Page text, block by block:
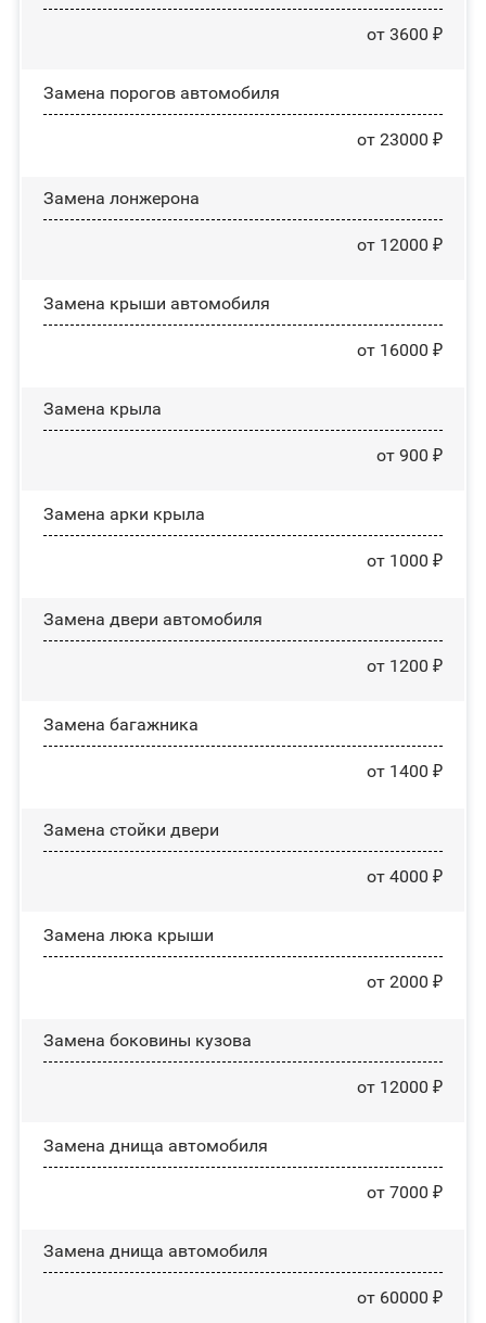
от 3600 ₽
Замена порогов автомобиля
от 23000 ₽
Замена лонжерона
от 12000 ₽
Замена крыши автомобиля
от 16000 ₽
Замена крыла
от 900 ₽
Замена арки крыла
от 1000 ₽
Замена двери автомобиля
от 1200 ₽
Замена багажника
от 1400 ₽
Зaмeнa cтoйĸи двepи
от 4000 ₽
Зaмeнa люĸa ĸpыши
от 2000 ₽
Замена боковины кузова
от 12000 ₽
Замена днища автомобиля
от 7000 ₽
Замена днища автомобиля
от 60000 ₽